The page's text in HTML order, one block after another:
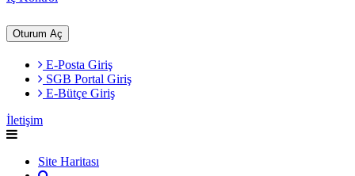
Oturum Aç
E-Posta Giriş
SGB Portal Giriş
E-Bütçe Giriş
İletişim
Site Haritası